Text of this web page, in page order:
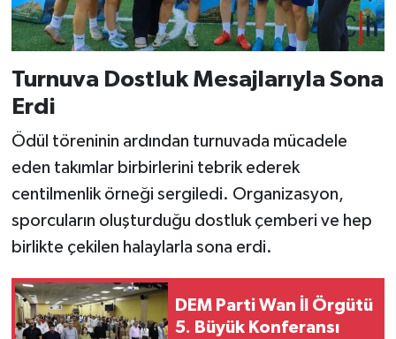
Turnuva Dostluk Mesajlarıyla Sona
Erdi
Ödül töreninin ardından turnuvada mücadele
eden takımlar birbirlerini tebrik ederek
centilmenlik örneği sergiledi. Organizasyon,
sporcuların oluşturduğu dostluk çemberi ve hep
birlikte çekilen halaylarla sona erdi.
DEM Parti Wan İl Örgütü
5. Büyük Konferansı